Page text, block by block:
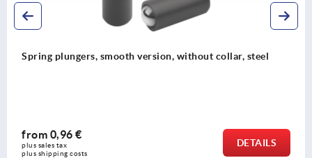
plungers, smooth version, without collar, steel
0,96 €
sales tax
shipping costs
DETAILS